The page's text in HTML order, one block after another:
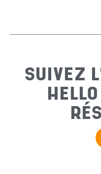
SUIVEZ